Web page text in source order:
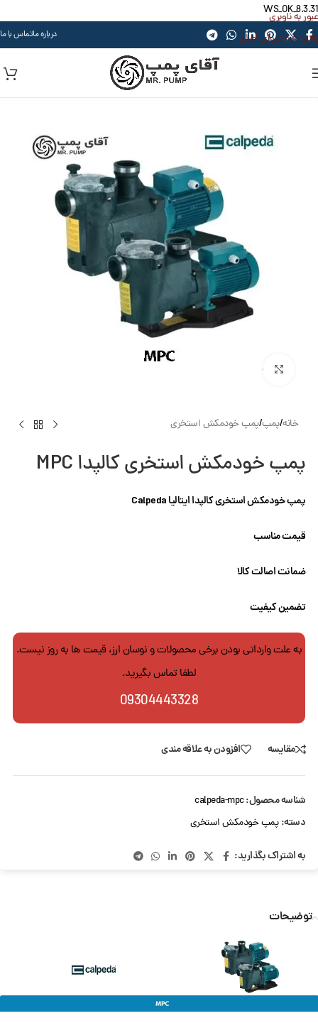
WS_OK_8.3.31
عبور به ناوبری
رفتن به محتوای اصلی
درباره ماتماس با ما
بزرگنمایی تصویر
خانه/پمپ/پمپ خودمکش استخری
پمپ خودمکش استخری کالپدا MPC
پمپ خودمکش استخری کالپدا ایتالیا Calpeda
قیمت مناسب
ضمانت اصالت کالا
تضمین کیفیت
به علت وارداتی بودن برخی محصولات و نوسان ارز، قیمت ها به روز نیست.
لطفا تماس بگیرید.
09304443328
مقایسه افزودن به علاقه مندی
شناسه محصول:calpeda-mpc
دسته: پمپ خودمکش استخری
به اشتراک بگذارید:
توضیحات